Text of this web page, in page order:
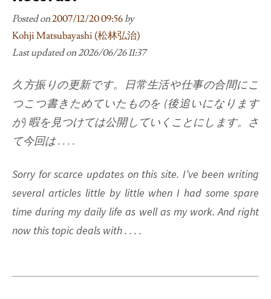
Posted on2007/12/20 09:56 by
Kohji Matsubayashi (松林弘治)
Last updated on2026/06/26 11:37
久方振りの更新です。日常生活や仕事の合間にこ
つこつ書きためていたものを (後追いになります
が) 暇を見つけては公開していくことにします。さ
て今回は . . . .
Sorry for scarce updates on this site. I’ve been writing
several articles little by little when I had some spare
time during my daily life as well as my work. And right
now this topic deals with . . . .